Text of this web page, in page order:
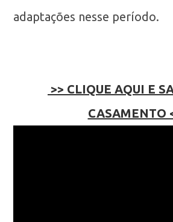
adaptações nesse período.
>> CLIQUE AQUI E
CASAMENTO